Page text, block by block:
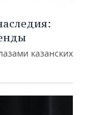
казанских